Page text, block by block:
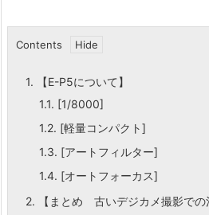
Contents
1. 【E-P5について】
1.1. [1/8000]
1.2. [軽量コンパクト]
1.3. [アートフィルター]
1.4. [オートフォーカス]
2. 【まとめ 古いデジカメ撮影での